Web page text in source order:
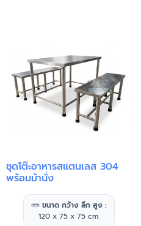
ชุดโต๊ะอาหารสแตนเลส 304
พร้อมม้านั่ง
ขนาด กว้าง ลึก สูง :
120 x 75 x 75 cm.